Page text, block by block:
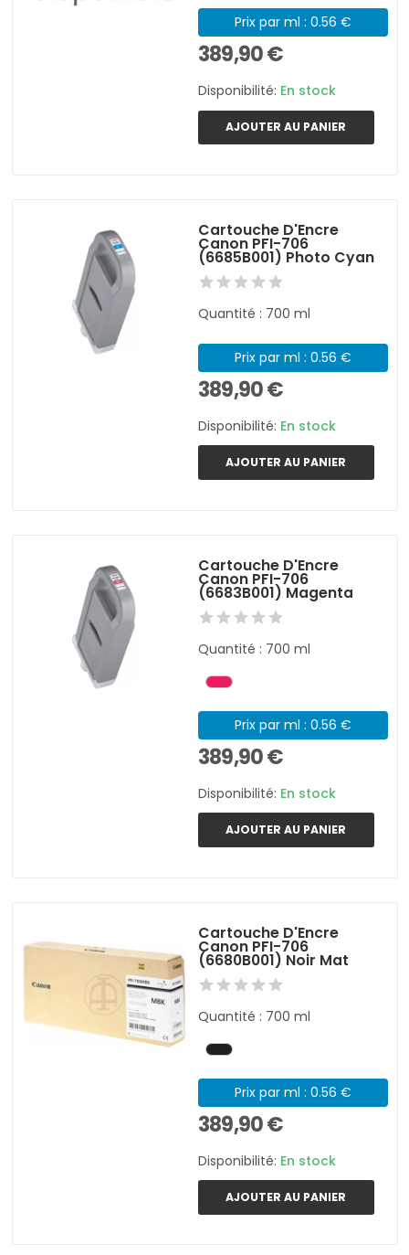
Prix par ml : 0.56 €
389,90 €
Disponibilité: En stock
AJOUTER AU PANIER
Cartouche D'Encre
Canon PFI-706
(6685B001) Photo Cyan
Quantité : 700 ml
Prix par ml : 0.56 €
389,90 €
Disponibilité: En stock
AJOUTER AU PANIER
Cartouche D'Encre
Canon PFI-706
(6683B001) Magenta
Quantité : 700 ml
Prix par ml : 0.56 €
389,90 €
Disponibilité: En stock
AJOUTER AU PANIER
Cartouche D'Encre
Canon PFI-706
(6680B001) Noir Mat
Quantité : 700 ml
Prix par ml : 0.56 €
389,90 €
Disponibilité: En stock
AJOUTER AU PANIER